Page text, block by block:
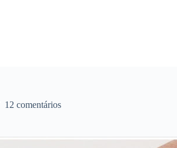
12 comentários